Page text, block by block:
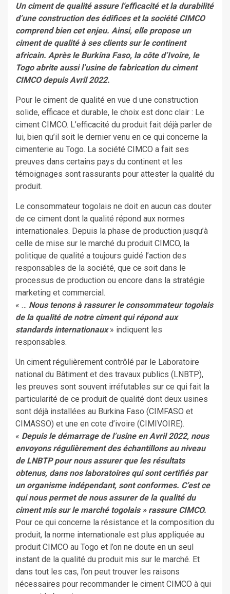
Un ciment de qualité assure l’efficacité et la durabilité
d’une construction des édifices et la société CIMCO
comprend bien cet enjeu. Ainsi, elle propose un
ciment de qualité à ses clients sur le continent
africain. Après le Burkina Faso, la côte d’Ivoire, le
Togo abrite aussi l’usine de fabrication du ciment
CIMCO depuis Avril 2022.
Pour le ciment de qualité en vue d une construction
solide, efficace et durable, le choix est donc clair : Le
ciment CIMCO. L’efficacité du produit fait déjà parler de
lui, bien qu’il soit le dernier venu en ce qui concerne la
cimenterie au Togo. La société CIMCO a fait ses
preuves dans certains pays du continent et les
témoignages sont rassurants pour attester la qualité du
produit.
Le consommateur togolais ne doit en aucun cas douter
de ce ciment dont la qualité répond aux normes
internationales. Depuis la phase de production jusqu’à
celle de mise sur le marché du produit CIMCO, la
politique de qualité a toujours guidé l’action des
responsables de la société, que ce soit dans le
processus de production ou encore dans la stratégie
marketing et commercial.
« … Nous tenons à rassurer le consommateur togolais
de la qualité de notre ciment qui répond aux
standards internationaux» indiquent les
responsables.
Un ciment régulièrement contrôlé par le Laboratoire
national du Bâtiment et des travaux publics (LNBTP),
les preuves sont souvent irréfutables sur ce qui fait la
particularité de ce produit de qualité dont deux usines
sont déjà installées au Burkina Faso (CIMFASO et
CIMASSO) et une en cote d’ivoire (CIMIVOIRE).
« Depuis le démarrage de l’usine en Avril 2022, nous
envoyons régulièrement des échantillons au niveau
de LNBTP pour nous assurer que les résultats
obtenus, dans nos laboratoires qui sont certifiés par
un organisme indépendant, sont conformes. C’est ce
qui nous permet de nous assurer de la qualité du
ciment mis sur le marché togolais » rassure CIMCO.
Pour ce qui concerne la résistance et la composition du
produit, la norme internationale est plus appliquée au
produit CIMCO au Togo et l’on ne doute en un seul
instant de la qualité du produit mis sur le marché. Et
dans tout les cas, l’on peut trouver les raisons
nécessaires pour recommander le ciment CIMCO à qui